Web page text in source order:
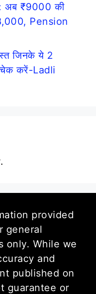
अब ₹9000 की
Pension
जिनके ये 2
चेक करें-Ladli
provided
general
only. While we
and
published on
guarantee or